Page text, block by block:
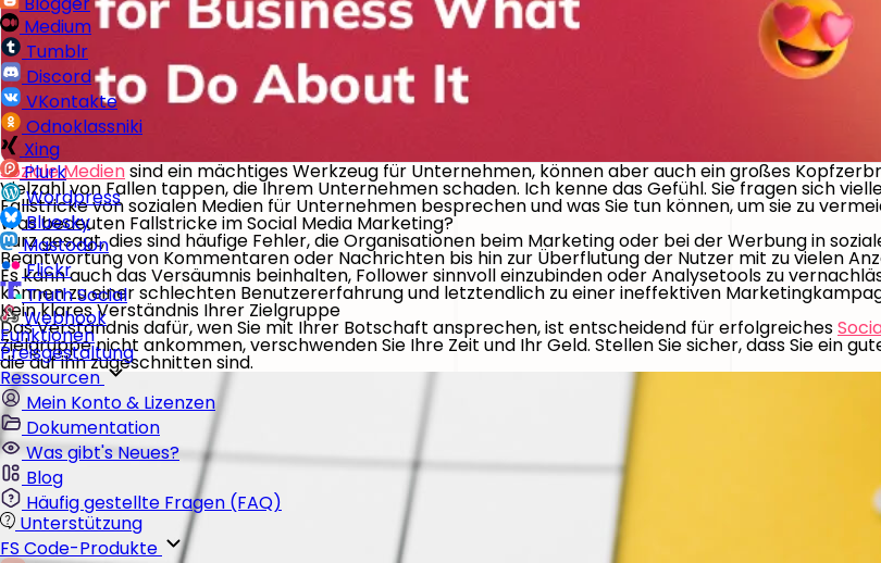
Medium
Tumblr
Discord
VKontakte
Odnoklassniki
Xing
Plurk
Wordpress
Bluesky
Mastodon
Flickr
Truth Social
Webhook
Funktionen
Preisgestaltung
Ressourcen
Mein Konto & Lizenzen
Dokumentation
Was gibt's Neues?
Blog
Häufig gestellte Fragen (FAQ)
Unterstützung
FS Code-Produkte
Soziale Mediensind ein mächtiges Werkzeug für Unternehmen, können aber auch ein großes
Vielzahl von Fallen tappen, die Ihrem Unternehmen schaden. Ich kenne das Gefühl. Sie fragen sich
Fallstricke von sozialen Medien für Unternehmen besprechen und was Sie tun können, um sie zu
Was bedeuten Fallstricke im Social Media Marketing?
Kurz gesagt, dies sind häufige Fehler, die Organisationen beim Marketing oder bei der Werbung in
Beantwortung von Kommentaren oder Nachrichten bis hin zur Überflutung der Nutzer mit zu vielen
Es kann auch das Versäumnis beinhalten, Follower sinnvoll einzubinden oder Analysetools zu
können zu einer schlechten Benutzererfahrung und letztendlich zu einer ineffektiven
Kein klares Verständnis Ihrer Zielgruppe
Das Verständnis dafür, wen Sie mit Ihrer Botschaft ansprechen, ist entscheidend für erfolgreiches
Zielgruppe nicht ankommen, verschwenden Sie Ihre Zeit und Ihr Geld. Stellen Sie sicher, dass Sie ein
die auf ihn zugeschnitten sind.